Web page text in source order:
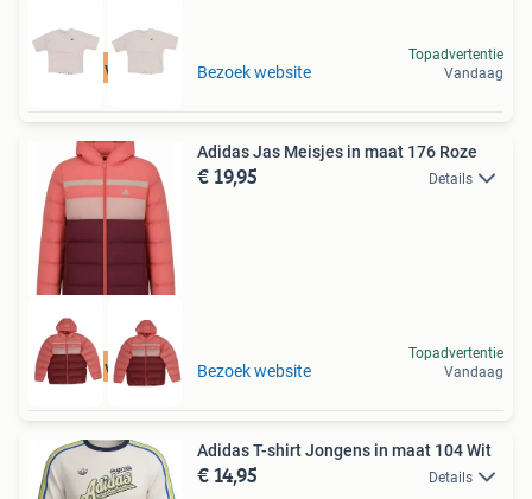
Tot 75% voordeel Bezoek website
Topadvertentie
Vandaag
Tot 75% voordeel
Adidas Jas Meisjes in maat 176 Roze
€ 19,95 Details
Bezoek website
Topadvertentie
Vandaag
Adidas T-shirt Jongens in maat 104 Wit
€ 14,95 Details